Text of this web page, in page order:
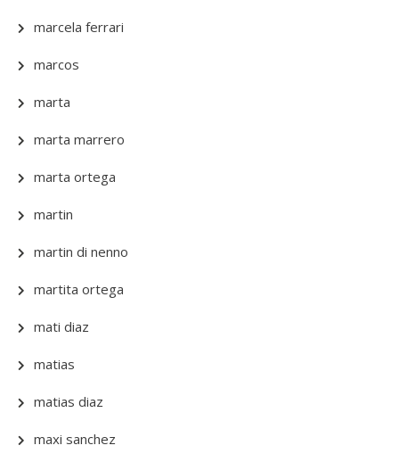
marcela ferrari
marcos
marta
marta marrero
marta ortega
martin
martin di nenno
martita ortega
mati diaz
matias
matias diaz
maxi sanchez